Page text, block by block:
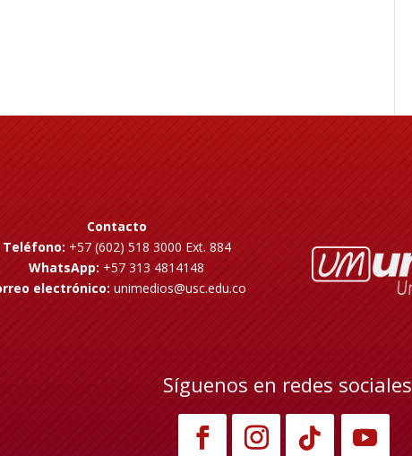
Contacto
Teléfono: +57 (602) 518 3000 Ext. 884
WhatsApp: +57 313 4814148
electrónico: unimedios@usc.edu.co
Síguenos en redes sociales